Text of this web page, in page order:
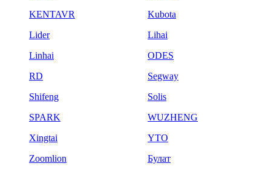
KENTAVR
Kubota
Lider
Lihai
Linhai
ODES
RD
Segway
Shifeng
Solis
SPARK
WUZHENG
Xingtai
YTO
Zoomlion
Булат